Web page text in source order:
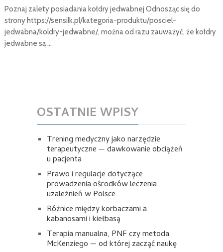
Poznaj zalety posiadania kołdry jedwabnej Odnosząc się do
strony https://sensilk.pl/kategoria-produktu/posciel-
jedwabna/koldry-jedwabne/, można od razu zauważyć, że kołdry
jedwabne są …
OSTATNIE WPISY
Trening medyczny jako narzędzie
terapeutyczne — dawkowanie obciążeń
u pacjenta
Prawo i regulacje dotyczące
prowadzenia ośrodków leczenia
uzależnień w Polsce
Różnice między korbaczami a
kabanosami i kiełbasą
Terapia manualna, PNF czy metoda
McKenziego — od której zacząć naukę